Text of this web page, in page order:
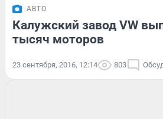
АВТО
Калужский завод VW
тысяч моторов
23 сентября, 2016, 12:14 803